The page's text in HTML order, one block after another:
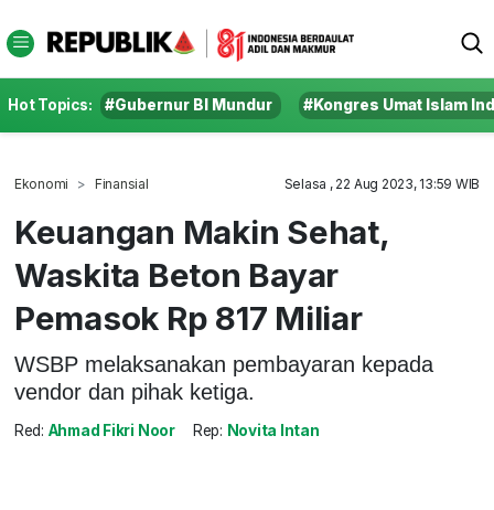
Hot Topics: #Gubernur BI Mundur #Kongres Umat Islam
Ekonomi Finansial Selasa , 22 Aug 2023, 13:59 WIB
Keuangan Makin Sehat,
Waskita Beton Bayar
Pemasok Rp 817 Miliar
WSBP melaksanakan pembayaran kepada
vendor dan pihak ketiga.
Red: Ahmad Fikri Noor Rep: Novita Intan